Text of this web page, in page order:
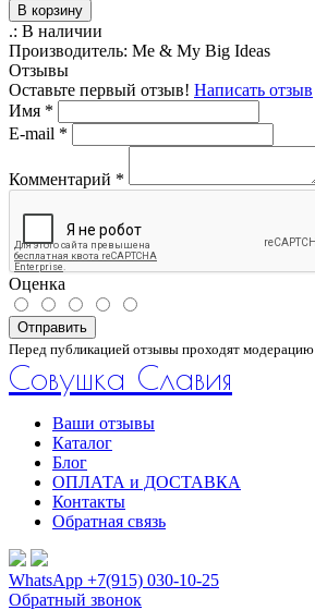
В корзину
.: В наличии
Производитель: Me & My Big Ideas
Отзывы
Оставьте первый отзыв! Написать отзыв
Имя *
E-mail *
Комментарий *
Оценка
Отправить
Перед публикацией отзывы проходят модерацию
Совушка Славия
Ваши отзывы
Каталог
Блог
ОПЛАТА и ДОСТАВКА
Контакты
Обратная связь
WhatsApp +7(915) 030-10-25
Обратный звонок